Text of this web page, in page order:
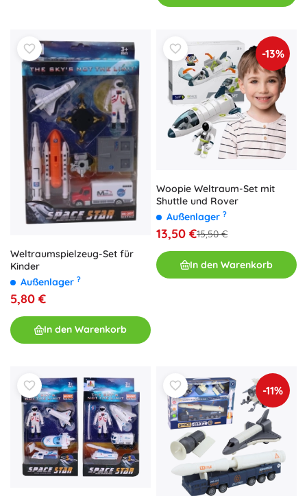
Weltraumspielzeug-Set für
Kinder
Außenlager ?
5,80 €
In den Warenkorb
-13%
Woopie Weltraum-Set mit
Shuttle und Rover
Außenlager ?
13,50 €15,50 €
In den Warenkorb
-11%